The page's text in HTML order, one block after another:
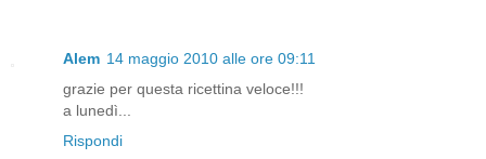
Alem 14 maggio 2010 alle ore 09:11
grazie per questa ricettina veloce!!!
a lunedì...
Rispondi